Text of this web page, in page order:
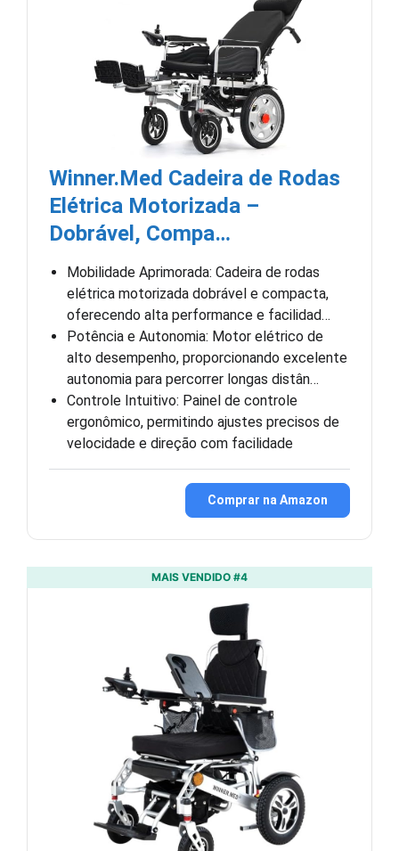
Winner.Med Cadeira de Rodas
Elétrica Motorizada –
Dobrável, Compa…
Mobilidade Aprimorada: Cadeira de rodas
elétrica motorizada dobrável e compacta,
oferecendo alta performance e facilidad…
Potência e Autonomia: Motor elétrico de
alto desempenho, proporcionando excelente
autonomia para percorrer longas distân…
Controle Intuitivo: Painel de controle
ergonômico, permitindo ajustes precisos de
velocidade e direção com facilidade
Comprar na Amazon
MAIS VENDIDO #4